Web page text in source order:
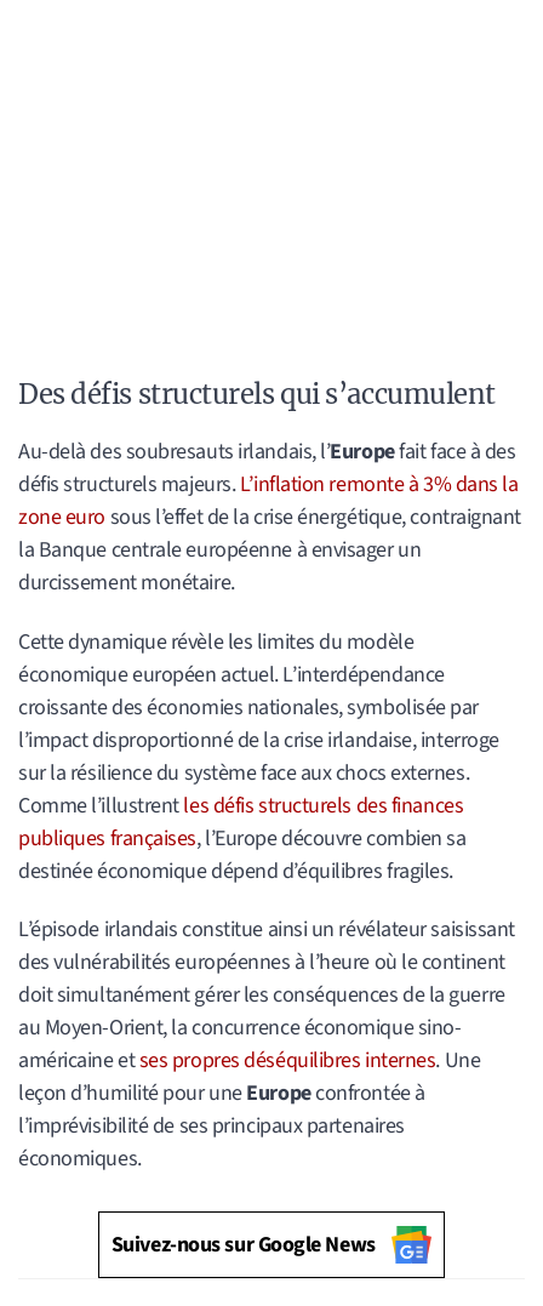
Des défis structurels qui s’accumulent
Au-delà des soubresauts irlandais, l’Europefait face à des
défis structurels majeurs.L’inflation remonte à 3% dans la
zone euro sous l’effet de la crise énergétique, contraignant
la Banque centrale européenne à envisager un
durcissement monétaire.
Cette dynamique révèle les limites du modèle
économique européen actuel. L’interdépendance
croissante des économies nationales, symbolisée par
l’impact disproportionné de la crise irlandaise, interroge
sur la résilience du système face aux chocs externes.
Comme l’illustrentles défis structurels des finances
publiques françaises, l’Europe découvre combien sa
destinée économique dépend d’équilibres fragiles.
L’épisode irlandais constitue ainsi un révélateur saisissant
des vulnérabilités européennes à l’heure où le continent
doit simultanément gérer les conséquences de la guerre
au Moyen-Orient, la concurrence économique sino-
américaine etses propres déséquilibres internes. Une
leçon d’humilité pour uneEuropeconfrontée à
l’imprévisibilité de ses principaux partenaires
économiques.
Suivez-nous sur Google News